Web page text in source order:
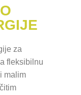
za
fleksibilnu
malim